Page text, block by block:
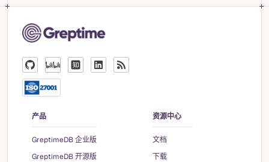
产品
GreptimeDB 企业版
GreptimeDB 开源版
资源中心
文档
下载